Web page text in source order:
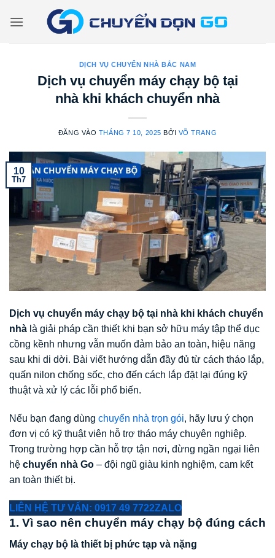
qua
DỊCH VỤ CHUYỂN NHÀ BẮC NAM
Dịch vụ chuyển máy chạy bộ tại
nhà khi khách chuyển nhà
ĐĂNG VÀO THÁNG 7 10, 2025 BỞI VÕ TRANG
10
Th7
Dịch vụ chuyển máy chạy bộ tại nhà khi khách chuyển
nhà là giải pháp cần thiết khi bạn sở hữu máy tập thể dục
cồng kềnh nhưng vẫn muốn đảm bảo an toàn, hiệu năng
sau khi di dời. Bài viết hướng dẫn đầy đủ từ cách tháo lắp,
quấn nilon chống sốc, cho đến cách lắp đặt lại đúng kỹ
thuật và xử lý các lỗi phổ biến.
Nếu bạn đang dùng chuyển nhà trọn gói, hãy lưu ý chọn
đơn vị có kỹ thuật viên hỗ trợ tháo máy chuyên nghiệp.
Trong trường hợp cần hỗ trợ tận nơi, đừng ngần ngại liên
hệ chuyển nhà Go – đội ngũ giàu kinh nghiệm, cam kết
an toàn thiết bị.
LIÊN HỆ TƯ VẤN: 0917 49 7722ZALO
1. Vì sao nên chuyển máy chạy bộ đúng cách
Máy chạy bộ là thiết bị phức tạp và nặng